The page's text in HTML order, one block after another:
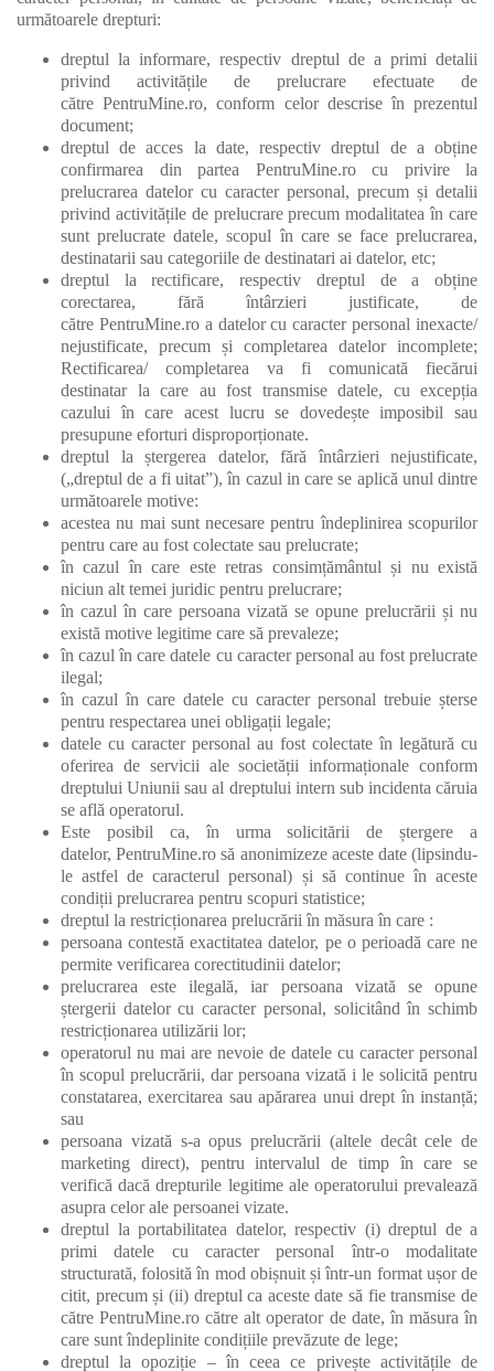
următoarele drepturi:
dreptul la informare, respectiv dreptul de a primi detalii
privind activitățile de prelucrare efectuate de
către PentruMine.ro, conform celor descrise în prezentul
document;
dreptul de acces la date, respectiv dreptul de a obține
confirmarea din partea PentruMine.ro cu privire la
prelucrarea datelor cu caracter personal, precum și detalii
privind activitățile de prelucrare precum modalitatea în care
sunt prelucrate datele, scopul în care se face prelucrarea,
destinatarii sau categoriile de destinatari ai datelor, etc;
dreptul la rectificare, respectiv dreptul de a obține
corectarea, fără întârzieri justificate, de
către PentruMine.ro a datelor cu caracter personal inexacte/
nejustificate, precum și completarea datelor incomplete;
Rectificarea/ completarea va fi comunicată fiecărui
destinatar la care au fost transmise datele, cu excepția
cazului în care acest lucru se dovedește imposibil sau
presupune eforturi disproporționate.
dreptul la ștergerea datelor, fără întârzieri nejustificate,
(„dreptul de a fi uitat”), în cazul in care se aplică unul dintre
următoarele motive:
acestea nu mai sunt necesare pentru îndeplinirea scopurilor
pentru care au fost colectate sau prelucrate;
în cazul în care este retras consimțământul și nu există
niciun alt temei juridic pentru prelucrare;
în cazul în care persoana vizată se opune prelucrării și nu
există motive legitime care să prevaleze;
în cazul în care datele cu caracter personal au fost prelucrate
ilegal;
în cazul în care datele cu caracter personal trebuie șterse
pentru respectarea unei obligații legale;
datele cu caracter personal au fost colectate în legătură cu
oferirea de servicii ale societății informaționale conform
dreptului Uniunii sau al dreptului intern sub incidenta căruia
se află operatorul.
Este posibil ca, în urma solicitării de ștergere a
datelor, PentruMine.ro să anonimizeze aceste date (lipsindu-
le astfel de caracterul personal) și să continue în aceste
condiții prelucrarea pentru scopuri statistice;
dreptul la restricționarea prelucrării în măsura în care :
persoana contestă exactitatea datelor, pe o perioadă care ne
permite verificarea corectitudinii datelor;
prelucrarea este ilegală, iar persoana vizată se opune
ștergerii datelor cu caracter personal, solicitând în schimb
restricționarea utilizării lor;
operatorul nu mai are nevoie de datele cu caracter personal
în scopul prelucrării, dar persoana vizată i le solicită pentru
constatarea, exercitarea sau apărarea unui drept în instanță;
sau
persoana vizată s-a opus prelucrării (altele decât cele de
marketing direct), pentru intervalul de timp în care se
verifică dacă drepturile legitime ale operatorului prevalează
asupra celor ale persoanei vizate.
dreptul la portabilitatea datelor, respectiv (i) dreptul de a
primi datele cu caracter personal într-o modalitate
structurată, folosită în mod obișnuit și într-un format ușor de
citit, precum și (ii) dreptul ca aceste date să fie transmise de
către PentruMine.ro către alt operator de date, în măsura în
care sunt îndeplinite condițiile prevăzute de lege;
dreptul la opoziție – în ceea ce privește activitățile de